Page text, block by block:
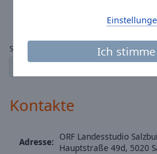
Ich
modern és népzene. Weiter
Seite:
Kontakte
Adresse: ORF Landesstudio
Hauptstraße 49d, 5020